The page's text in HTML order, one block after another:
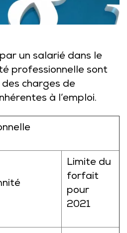
un salarié dans le
professionnelle sont
charges de
à l’emploi.
Limite du
forfait
pour
2021